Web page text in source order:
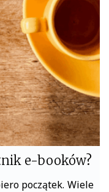
e-booków?
początek. Wiele